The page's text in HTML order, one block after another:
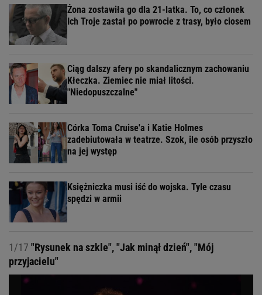
Żona zostawiła go dla 21-latka. To, co członek
Ich Troje zastał po powrocie z trasy, było ciosem
Ciąg dalszy afery po skandalicznym zachowaniu
Kłeczka. Ziemiec nie miał litości.
"Niedopuszczalne"
Córka Toma Cruise'a i Katie Holmes
zadebiutowała w teatrze. Szok, ile osób przyszło
na jej występ
Księżniczka musi iść do wojska. Tyle czasu
spędzi w armii
1/17 "Rysunek na szkle", "Jak minął dzień", "Mój
przyjacielu"